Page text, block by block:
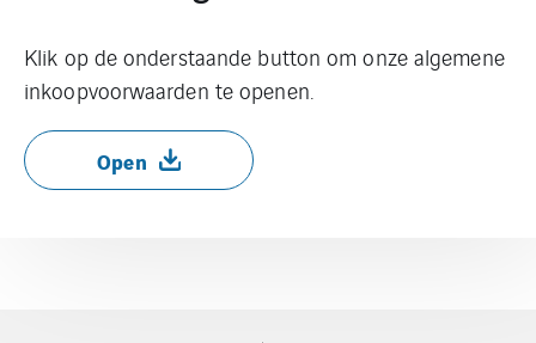
Klik op de onderstaande button om onze algemene
inkoopvoorwaarden te openen.
Open